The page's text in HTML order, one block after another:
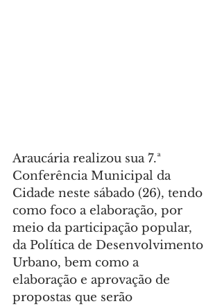
Araucária realizou sua 7.ª
Conferência Municipal da
Cidade neste sábado (26), tendo
como foco a elaboração, por
meio da participação popular,
da Política de Desenvolvimento
Urbano, bem como a
elaboração e aprovação de
propostas que serão